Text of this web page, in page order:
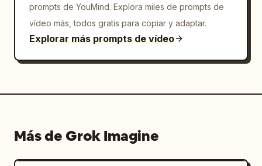
prompts de YouMind. Explora miles de prompts de
vídeo más, todos gratis para copiar y adaptar.
Explorar más prompts de vídeo
Más de Grok Imagine